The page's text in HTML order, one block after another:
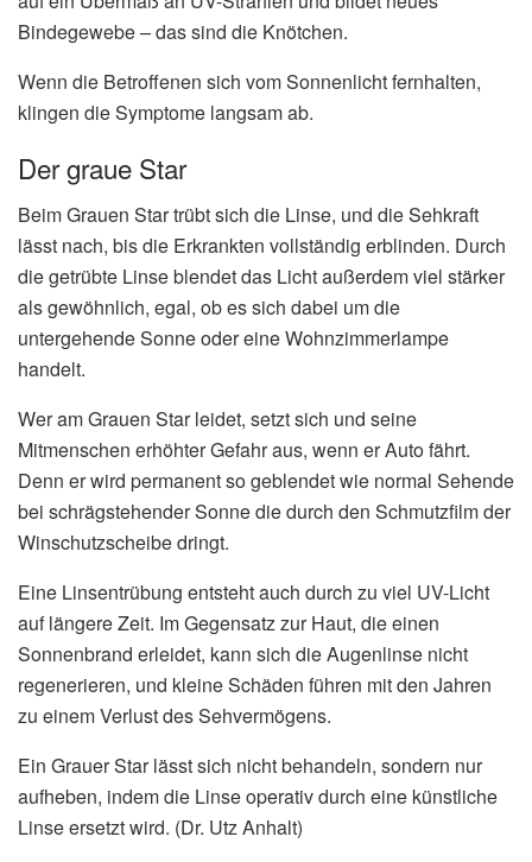
Bindegewebe – das sind die Knötchen.
Wenn die Betroffenen sich vom Sonnenlicht fernhalten,
klingen die Symptome langsam ab.
Der graue Star
Beim Grauen Star trübt sich die Linse, und die Sehkraft
lässt nach, bis die Erkrankten vollständig erblinden. Durch
die getrübte Linse blendet das Licht außerdem viel stärker
als gewöhnlich, egal, ob es sich dabei um die
untergehende Sonne oder eine Wohnzimmerlampe
handelt.
Wer am Grauen Star leidet, setzt sich und seine
Mitmenschen erhöhter Gefahr aus, wenn er Auto fährt.
Denn er wird permanent so geblendet wie normal Sehende
bei schrägstehender Sonne die durch den Schmutzfilm der
Winschutzscheibe dringt.
Eine Linsentrübung entsteht auch durch zu viel UV-Licht
auf längere Zeit. Im Gegensatz zur Haut, die einen
Sonnenbrand erleidet, kann sich die Augenlinse nicht
regenerieren, und kleine Schäden führen mit den Jahren
zu einem Verlust des Sehvermögens.
Ein Grauer Star lässt sich nicht behandeln, sondern nur
aufheben, indem die Linse operativ durch eine künstliche
Linse ersetzt wird. (Dr. Utz Anhalt)